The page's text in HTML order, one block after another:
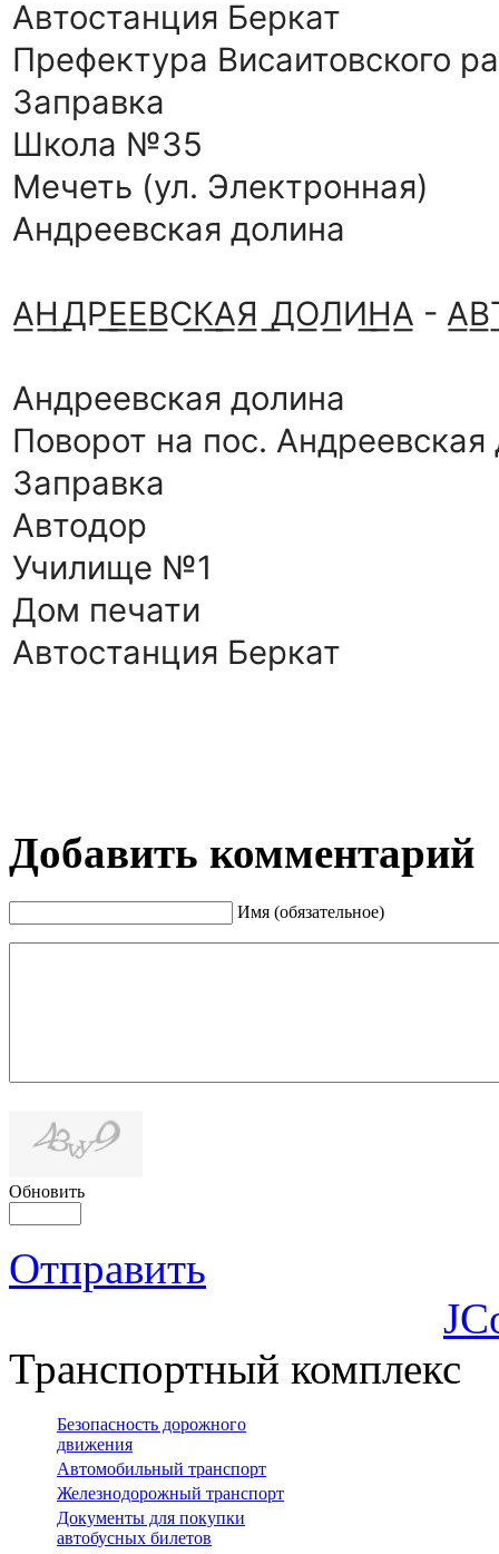
Автостанция Беркат
Префектура Висаитовского
Заправка
Школа №35
Мечеть (ул. Электронная)
Андреевская долина
А͟Н͟ ͟ДР͟Е͟Е͟В͟С͟К͟А͟Я͟ ͟ДО͟Л͟И͟Н͟А͟ -
Андреевская долина
Поворот на пос. Андреевская
Заправка
Автодор
Училище №1
Дом печати
Автостанция Беркат
Добавить комментарий
Имя (обязательное)
Обновить
Отправить
Транспортный комплекс
Безопасность дорожного
движения
Автомобильный транспорт
Железнодорожный транспорт
Документы для покупки
автобусных билетов